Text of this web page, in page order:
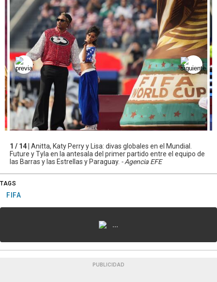
1 / 14 | Anitta, Katy Perry y Lisa: divas globales en el Mundial.
Future y Tyla en la antesala del primer partido entre el equipo de
las Barras y las Estrellas y Paraguay. - Agencia EFE
TAGS
FIFA
...
PUBLICIDAD